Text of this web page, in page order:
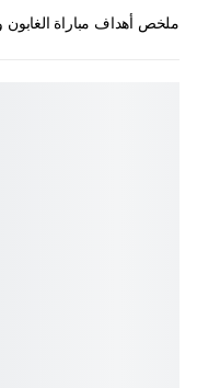
ملخص أهداف مباراة الغابون